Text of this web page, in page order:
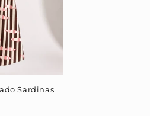
Sardinas